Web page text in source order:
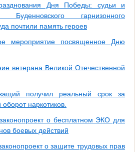
Дня Победы: судьи и
Буденновского гарнизонного
почтили память героев
мероприятие посвященное Дню
ветерана Великой Отечественной
получил реальный срок за
наркотиков.
о бесплатном ЭКО для
боевых действий
о защите трудовых прав